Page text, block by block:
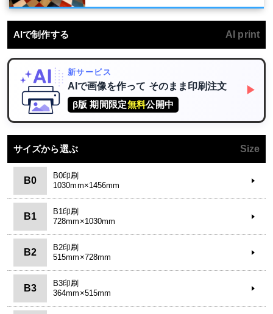
AIで制作する AI print
新サービス
AIで画像を作って そのまま印刷注文
β版 期間限定無料公開中
▶
サイズから選ぶ Size
B0
B0印刷
1030mm×1456mm
B1
B1印刷
728mm×1030mm
B2
B2印刷
515mm×728mm
B3
B3印刷
364mm×515mm